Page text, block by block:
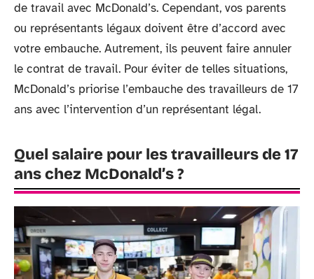
de travail avec McDonald’s. Cependant, vos parents
ou représentants légaux doivent être d’accord avec
votre embauche. Autrement, ils peuvent faire annuler
le contrat de travail. Pour éviter de telles situations,
McDonald’s priorise l’embauche des travailleurs de 17
ans avec l’intervention d’un représentant légal.
Quel salaire pour les travailleurs de 17
ans chez McDonald’s ?